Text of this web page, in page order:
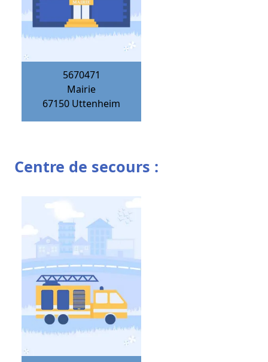
5670471
Mairie
67150 Uttenheim
Centre de secours :